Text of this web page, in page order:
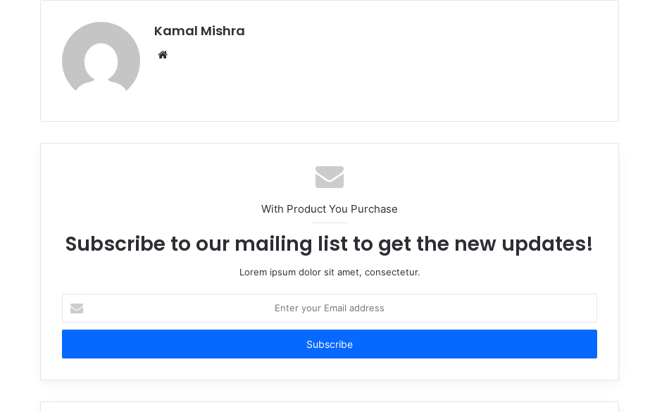
Kamal Mishra
Website
With Product You Purchase
Subscribe to our mailing list to get the new updates!
Lorem ipsum dolor sit amet, consectetur.
your
Email